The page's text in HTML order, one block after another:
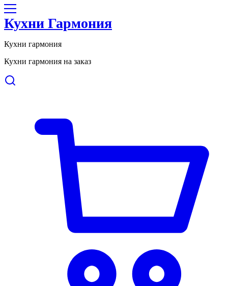
Кухни Гармония
Кухни гармония
Кухни гармония на заказ